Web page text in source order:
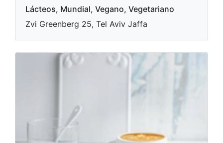
Lácteos, Mundial, Vegano, Vegetariano
Zvi Greenberg 25, Tel Aviv Jaffa